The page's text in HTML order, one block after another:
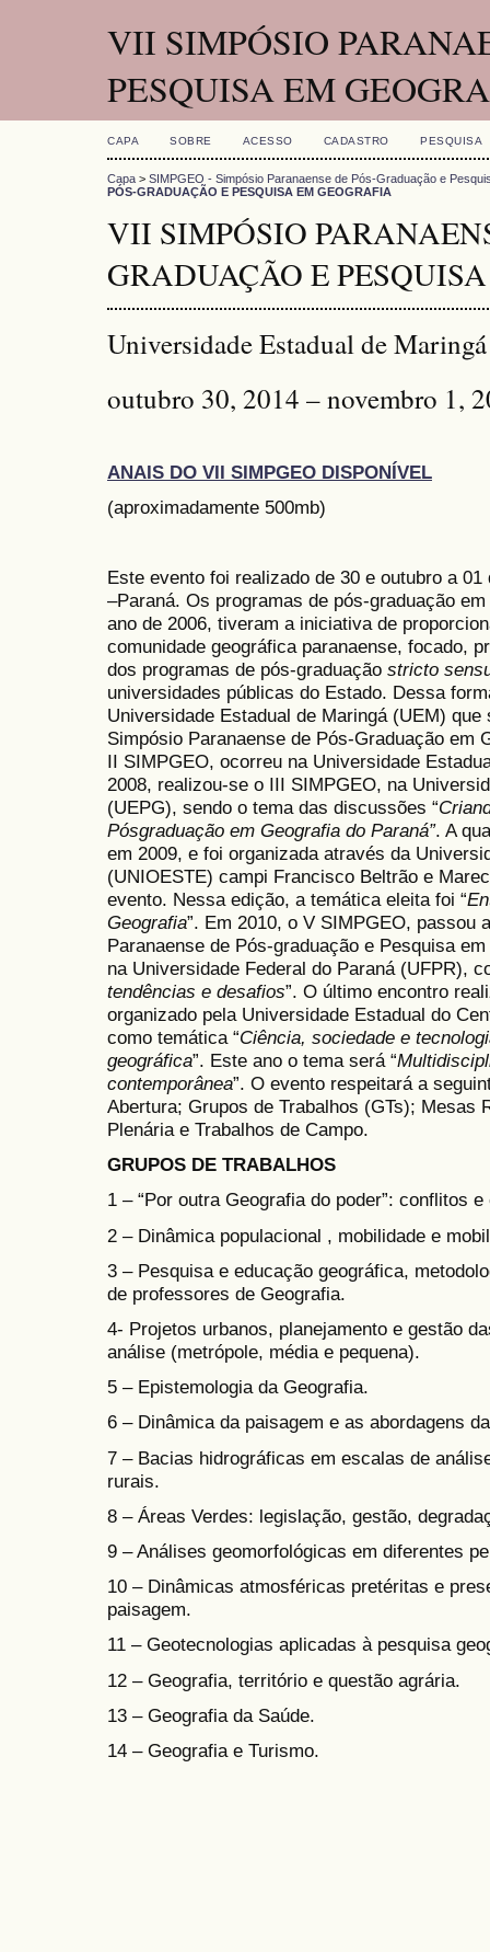
VII SIMPÓSIO
PESQUISA EM
CAPA SOBRE ACESSO CADASTRO PESQUISA
Capa > SIMPGEO - Simpósio Paranaense de Pós-Graduação e
PÓS-GRADUAÇÃO E PESQUISA EM GEOGRAFIA
VII SIMPÓSIO
GRADUAÇÃO E
Universidade Estadual de Maringá
outubro 30, 2014 – novembro 1,
ANAIS DO VII SIMPGEO DISPONÍVEL
(aproximadamente 500mb)
Este evento foi realizado de 30 e outubro a
–Paraná. Os programas de pós-graduação
ano de 2006, tiveram a iniciativa de
comunidade geográfica paranaense, focado,
dos programas de pós-graduação stricto
universidades públicas do Estado. Dessa
Universidade Estadual de Maringá (UEM)
Simpósio Paranaense de Pós-Graduação em
II SIMPGEO, ocorreu na Universidade
2008, realizou-se o III SIMPGEO, na
(UEPG), sendo o tema das discussões “
Pósgraduação em Geografia do Paraná”. A
em 2009, e foi organizada através da
(UNIOESTE) campi Francisco Beltrão e
evento. Nessa edição, a temática eleita foi “
Geografia”. Em 2010, o V SIMPGEO, passou
Paranaense de Pós-graduação e Pesquisa
na Universidade Federal do Paraná (UFPR),
tendências e desafios”. O último encontro
organizado pela Universidade Estadual do
como temática “Ciência, sociedade e
geográfica”. Este ano o tema será “
contemporânea”. O evento respeitará a
Abertura; Grupos de Trabalhos (GTs); Mesas
Plenária e Trabalhos de Campo.
GRUPOS DE TRABALHOS
1 – “Por outra Geografia do poder”: conflitos
2 – Dinâmica populacional , mobilidade e
3 – Pesquisa e educação geográfica,
de professores de Geografia.
4- Projetos urbanos, planejamento e gestão
análise (metrópole, média e pequena).
5 – Epistemologia da Geografia.
6 – Dinâmica da paisagem e as abordagens
7 – Bacias hidrográficas em escalas de
rurais.
8 – Áreas Verdes: legislação, gestão,
9 – Análises geomorfológicas em diferentes
10 – Dinâmicas atmosféricas pretéritas e
paisagem.
11 – Geotecnologias aplicadas à pesquisa
12 – Geografia, território e questão agrária.
13 – Geografia da Saúde.
14 – Geografia e Turismo.